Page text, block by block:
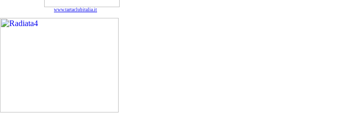
www.tartaclubitalia.it